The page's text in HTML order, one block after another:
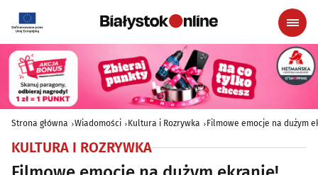
Strona główna Wiadomości Kultura i Rozrywka Filmowe emocje na dużym
KULTURA I ROZRYWKA